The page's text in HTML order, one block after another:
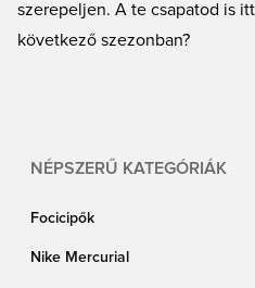
szerepeljen. A te csapatod is
következő szezonban?
NÉPSZERŰ KATEGÓRIÁK
Focicipők
Nike Mercurial